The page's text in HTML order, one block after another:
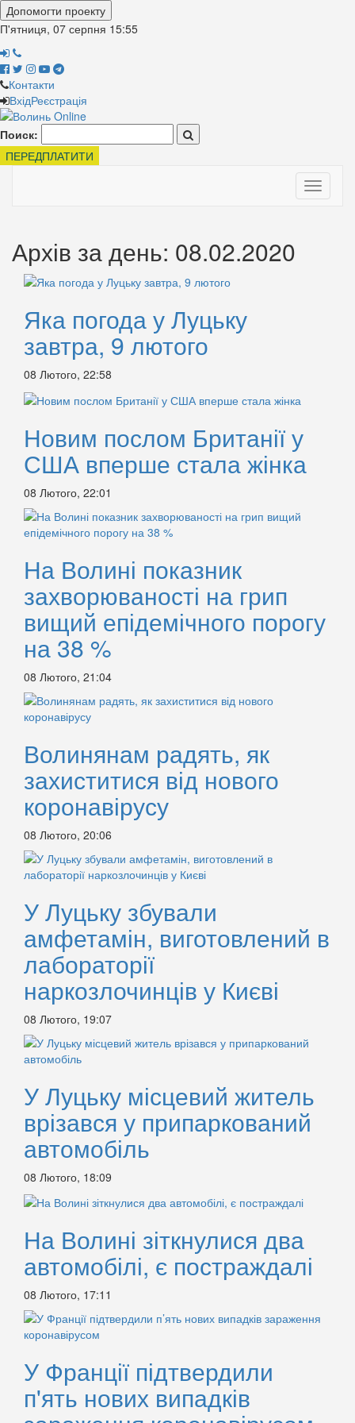
Допомогти проекту
П'ятниця, 07 серпня 15:55
Контакти
ВхідРеєстрація
Поиск:
ПЕРЕДПЛАТИТИ
Toggle
Архів за день: 08.02.2020
Яка погода у Луцьку
завтра, 9 лютого
08 Лютого, 22:58
Новим послом Британії у
США вперше стала жінка
08 Лютого, 22:01
На Волині показник
захворюваності на грип
вищий епідемічного порогу
на 38 %
08 Лютого, 21:04
Волинянам радять, як
захиститися від нового
коронавірусу
08 Лютого, 20:06
У Луцьку збували
амфетамін, виготовлений в
лабораторії
наркозлочинців у Києві
08 Лютого, 19:07
У Луцьку місцевий житель
врізався у припаркований
автомобіль
08 Лютого, 18:09
На Волині зіткнулися два
автомобілі, є постраждалі
08 Лютого, 17:11
У Франції підтвердили
п'ять нових випадків